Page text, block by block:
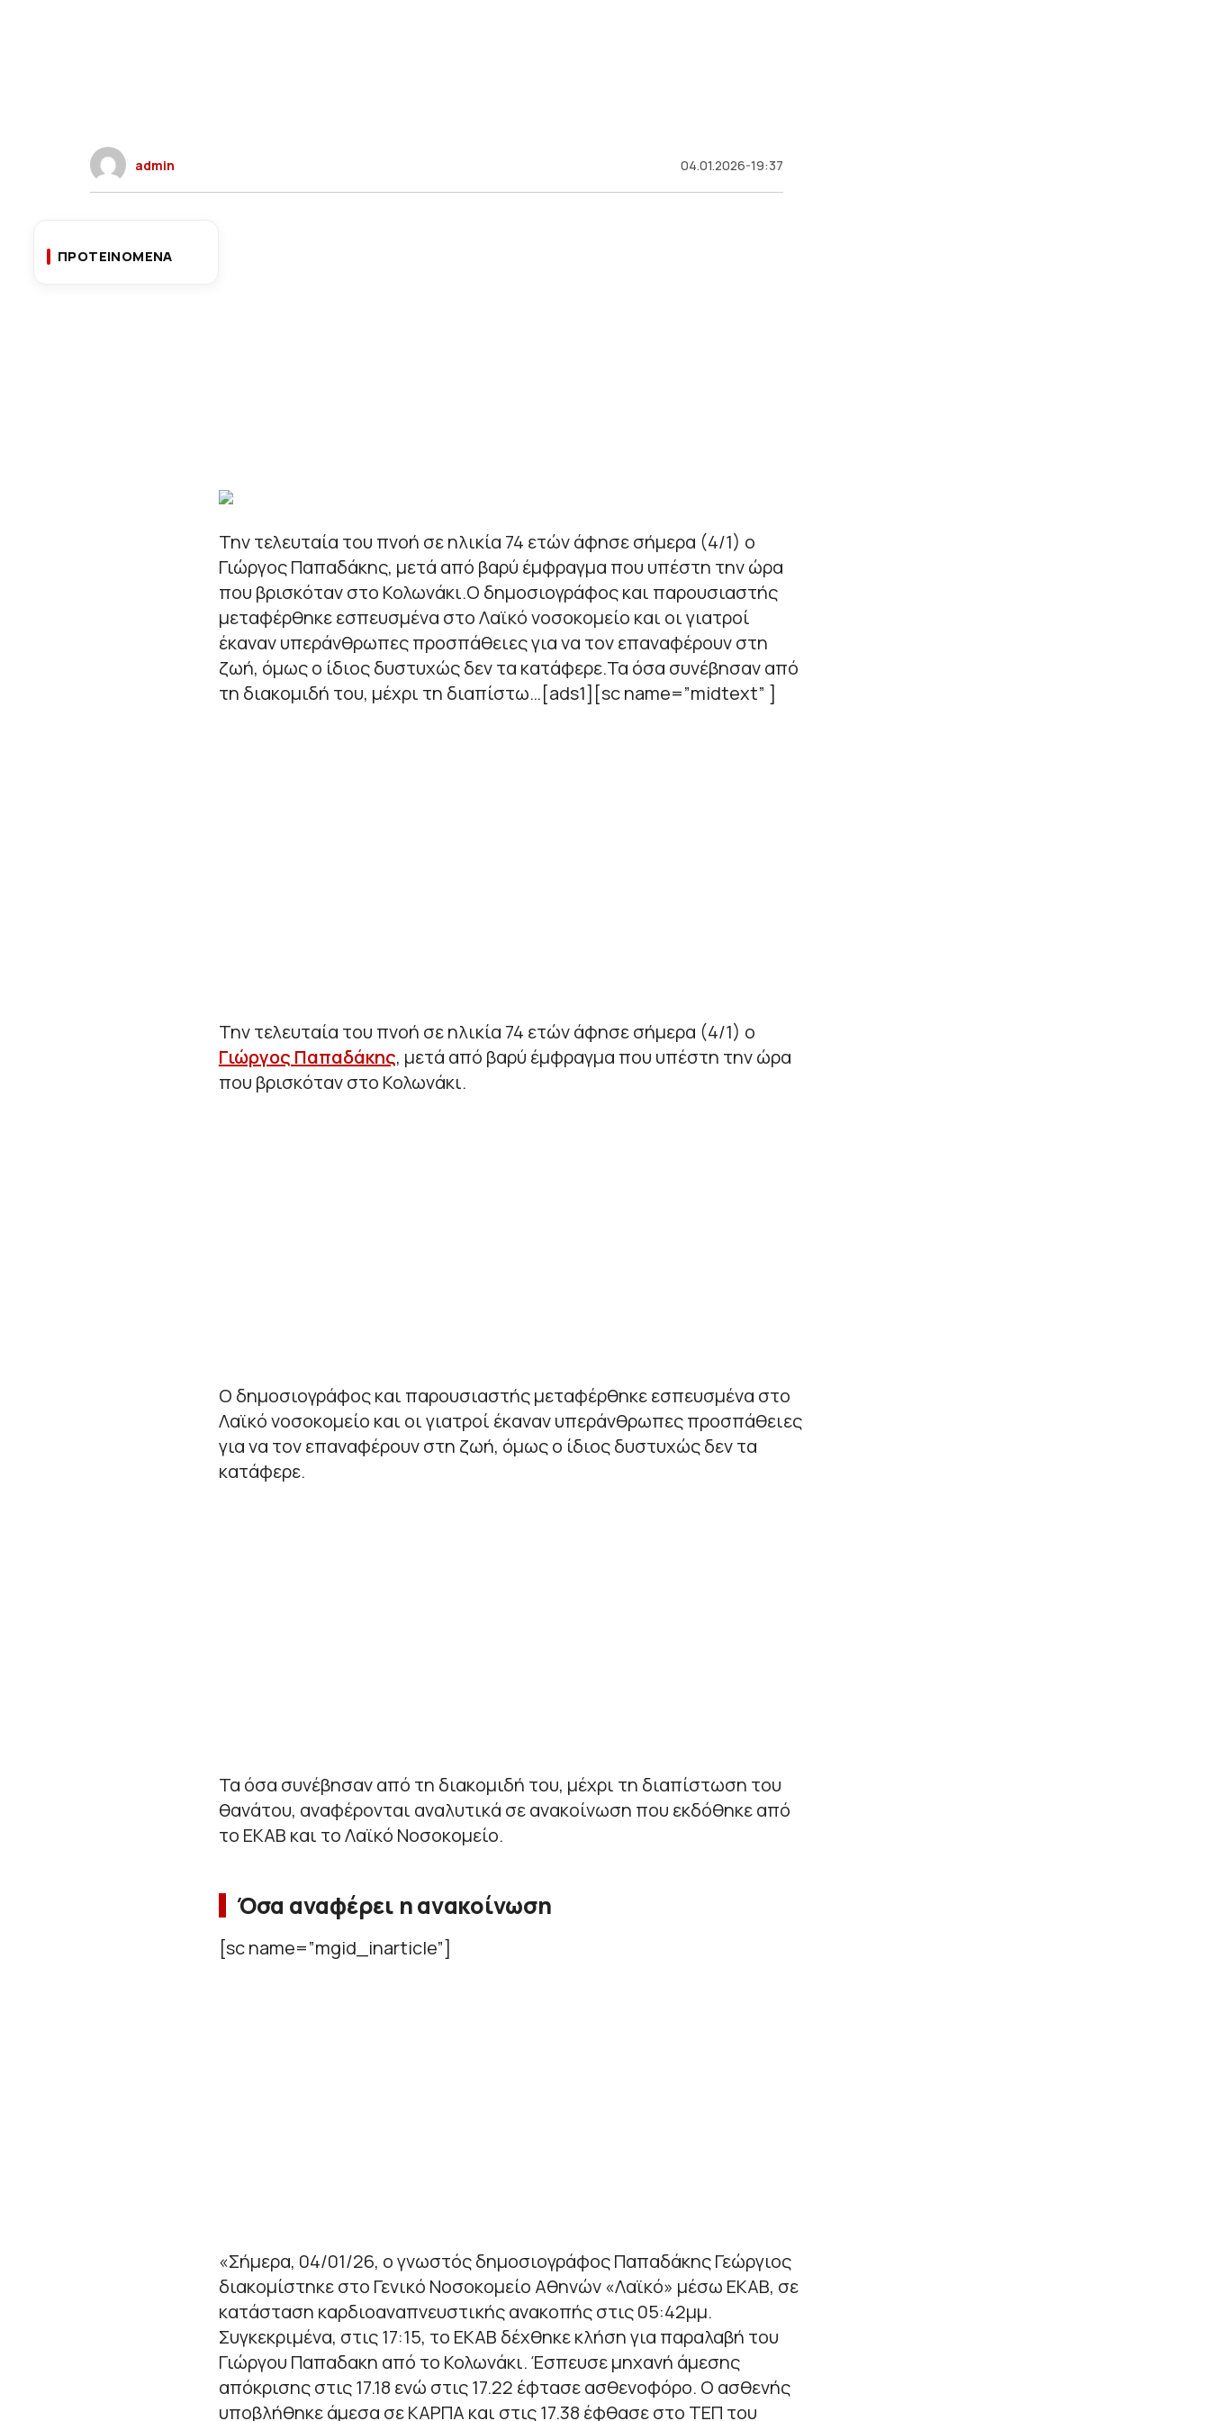
admin 04.01.2026-19:37
ΠΡΟΤΕΙΝΟΜΕΝΑ
Την τελευταία του πνοή σε ηλικία 74 ετών άφησε σήμερα (4/1) ο
Γιώργος Παπαδάκης, μετά από βαρύ έμφραγμα που υπέστη την ώρα
που βρισκόταν στο Κολωνάκι.Ο δημοσιογράφος και παρουσιαστής
μεταφέρθηκε εσπευσμένα στο Λαϊκό νοσοκομείο και οι γιατροί
έκαναν υπεράνθρωπες προσπάθειες για να τον επαναφέρουν στη
ζωή, όμως ο ίδιος δυστυχώς δεν τα κατάφερε.Τα όσα συνέβησαν από
τη διακομιδή του, μέχρι τη διαπίστω…[ads1][sc name=”midtext” ]
Την τελευταία του πνοή σε ηλικία 74 ετών άφησε σήμερα (4/1) ο
Γιώργος Παπαδάκης, μετά από βαρύ έμφραγμα που υπέστη την ώρα
που βρισκόταν στο Κολωνάκι.
Ο δημοσιογράφος και παρουσιαστής μεταφέρθηκε εσπευσμένα στο
Λαϊκό νοσοκομείο και οι γιατροί έκαναν υπεράνθρωπες προσπάθειες
για να τον επαναφέρουν στη ζωή, όμως ο ίδιος δυστυχώς δεν τα
κατάφερε.
Τα όσα συνέβησαν από τη διακομιδή του, μέχρι τη διαπίστωση του
θανάτου, αναφέρονται αναλυτικά σε ανακοίνωση που εκδόθηκε από
το ΕΚΑΒ και το Λαϊκό Νοσοκομείο.
Όσα αναφέρει η ανακοίνωση
[sc name=”mgid_inarticle”]
«Σήμερα, 04/01/26, ο γνωστός δημοσιογράφος Παπαδάκης Γεώργιος
διακομίστηκε στο Γενικό Νοσοκομείο Αθηνών «Λαϊκό» μέσω ΕΚΑΒ, σε
κατάσταση καρδιοαναπνευστικής ανακοπής στις 05:42μμ.
Συγκεκριμένα, στις 17:15, το ΕΚΑΒ δέχθηκε κλήση για παραλαβή του
Γιώργου Παπαδακη από το Κολωνάκι. Έσπευσε μηχανή άμεσης
απόκρισης στις 17.18 ενώ στις 17.22 έφτασε ασθενοφόρο. Ο ασθενής
υποβλήθηκε άμεσα σε ΚΑΡΠΑ και στις 17.38 έφθασε στο ΤΕΠ του